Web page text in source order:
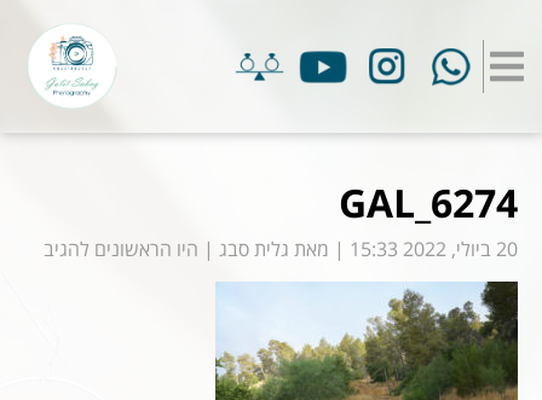
GAL_6274
20 ביולי, 2022 15:33 | מאת גלית סבג | היו הראשונים להגיב